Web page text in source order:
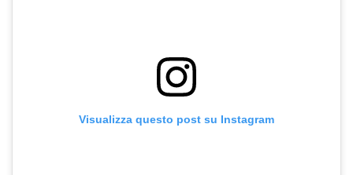
Visualizza questo post su Instagram